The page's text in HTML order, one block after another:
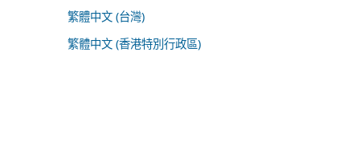
繁體中文 (台灣)
繁體中文 (香港特別行政區)